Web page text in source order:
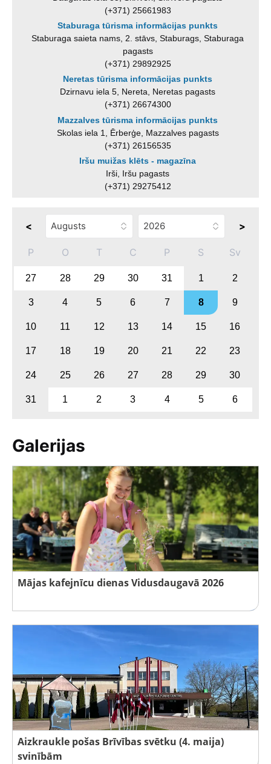
(+371) 25661983
Staburaga tūrisma informācijas punkts
Staburaga saieta nams, 2. stāvs, Staburags, Staburaga
pagasts
(+371) 29892925
Neretas tūrisma informācijas punkts
Dzirnavu iela 5, Nereta, Neretas pagasts
(+371) 26674300
Mazzalves tūrisma informācijas punkts
Skolas iela 1, Ērberģe, Mazzalves pagasts
(+371) 26156535
Iršu muižas klēts - magazīna
Irši, Iršu pagasts
(+371) 29275412
< >
P O T C P S Sv
27 28 29 30 31 1 2
3 4 5 6 7 8 9
10 11 12 13 14 15 16
17 18 19 20 21 22 23
24 25 26 27 28 29 30
31 1 2 3 4 5 6
Galerijas
Mājas kafejnīcu dienas Vidusdaugavā 2026
Aizkraukle pošas Brīvības svētku (4. maija)
svinībām